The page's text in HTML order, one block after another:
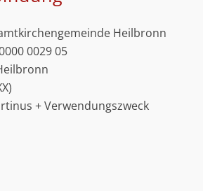
Heilbronn
0029 05
+ Verwendungszweck